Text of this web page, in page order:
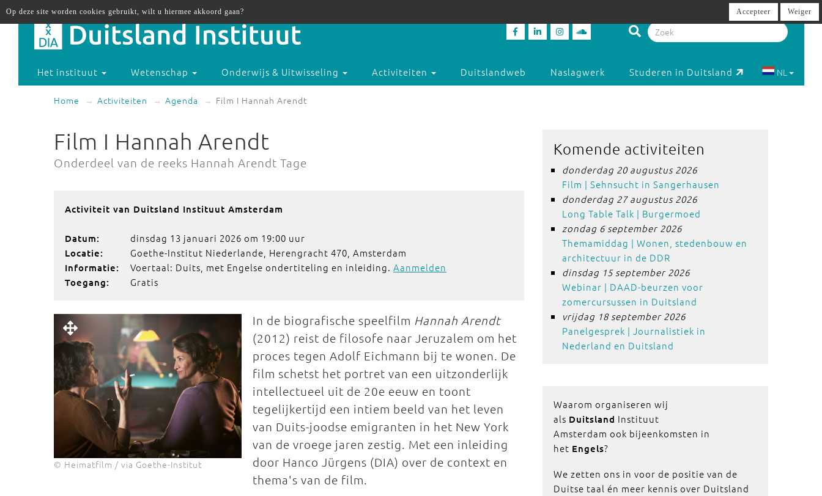
Het instituut Wetenschap Onderwijs & Uitwisseling Activiteiten Duitslandweb Naslagwerk Studeren in Duitsland NL
Home Activiteiten Agenda Film I Hannah Arendt
Film I Hannah Arendt
Onderdeel van de reeks Hannah Arendt Tage
Activiteit van Duitsland Instituut Amsterdam
Datum: dinsdag 13 januari 2026 om 19:00 uur
Locatie: Goethe-Institut Niederlande, Herengracht 470, Amsterdam
Informatie: Voertaal: Duits, met Engelse ondertiteling en inleiding. Aanmelden
Toegang: Gratis
© Heimatfilm / via Goethe-Institut
In de biografische speelfilm Hannah Arendt
(2012) reist de filosofe naar Jeruzalem om het
proces tegen Adolf Eichmann bij te wonen. De
film schetst het portret van een uitzonderlijk
intellectueel uit de 20e eeuw en toont
tegelijkertijd een intiem beeld van het leven
van Duits-joodse emigranten in het New York
van de vroege jaren zestig. Met een inleiding
door Hanco Jürgens (DIA) over de context en
thema's van de film.
Komende activiteiten
donderdag 20 augustus 2026
Film | Sehnsucht in Sangerhausen
donderdag 27 augustus 2026
Long Table Talk | Burgermoed
zondag 6 september 2026
Themamiddag | Wonen, stedenbouw en
architectuur in de DDR
dinsdag 15 september 2026
Webinar | DAAD-beurzen voor
zomercursussen in Duitsland
vrijdag 18 september 2026
Panelgesprek | Journalistiek in
Nederland en Duitsland
Waarom organiseren wij
als Duitsland Instituut
Amsterdam ook bijeenkomsten in
het Engels?
We zetten ons in voor de positie van de
Duitse taal én meer kennis over Duitsland
Op deze site worden cookies gebruikt, wilt u hiermee akkoord gaan? Accepteer Weiger